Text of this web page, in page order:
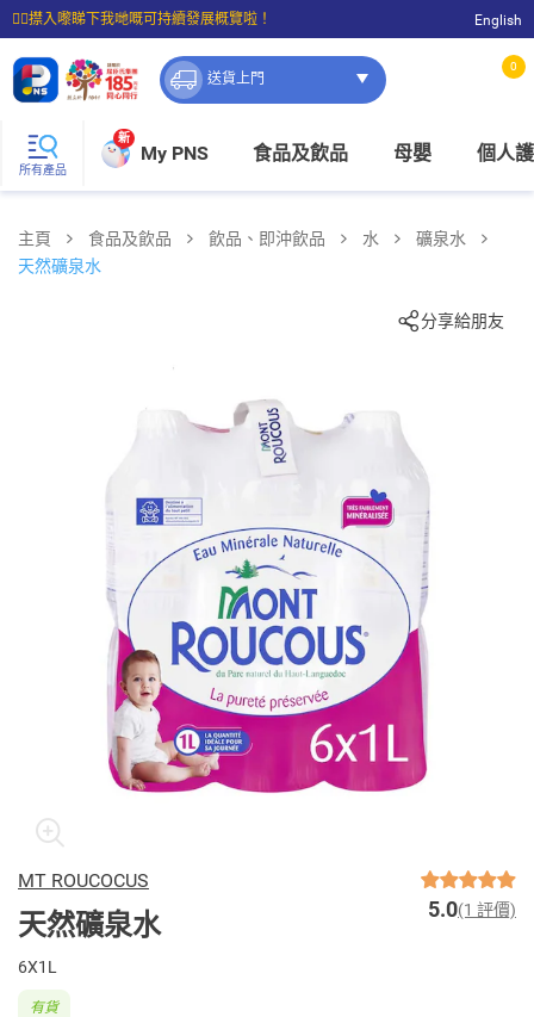
☝🏼㩒入嚟睇下我哋嘅可持續發展概覽啦！
⭐購物滿$399即享免費送貨；滿$100即可免費店取。
English
送貨上門
0
所有產品
新
My PNS 食品及飲品 母嬰 個人
主頁 食品及飲品 飲品、即沖飲品 水
礦泉水
天然礦泉水
分享給朋友
MT ROUCOCUS
天然礦泉水 5.0(1 評價)
6X1L
有貨